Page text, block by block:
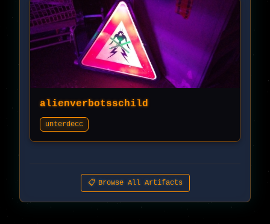
alienverbotsschild
unterdecc
📋 Browse All Artifacts